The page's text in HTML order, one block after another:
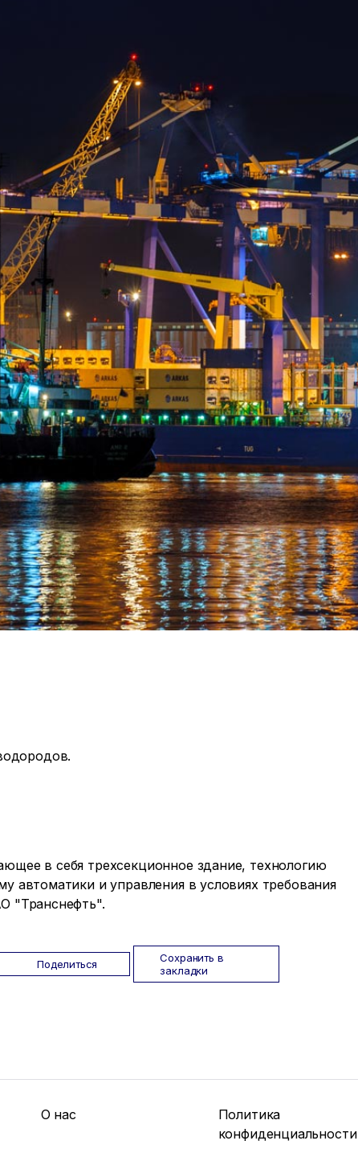
в себя трехсекционное здание, технологию
автоматики и управления в условиях требования
"Транснефть".
Поделиться
Сохранить в
закладки
О нас
Политика
конфиденциальности